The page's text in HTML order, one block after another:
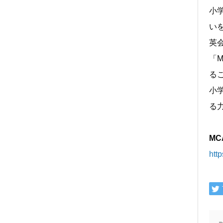
小
い
英
「
る
小
る